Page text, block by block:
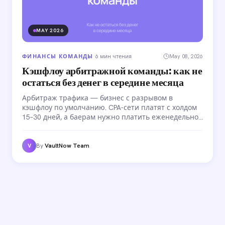
MAY 2026
ФИНАНСЫ КОМАНДЫ ·6 мин чтения May 08, 2026
Кэшфлоу арбитражной команды: как не
остаться без денег в середине месяца
Арбитраж трафика — бизнес с разрывом в
кэшфлоу по умолчанию. CPA-сети платят с холдом
15–30 дней, а баерам нужно платить еженедельно.
проблемой. Разбираем, как управлять кэшфлоу.
V ByVaultNow Team